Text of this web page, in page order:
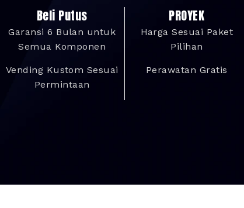
Beli Putus
Garansi 6 Bulan untuk
Semua Komponen
Vending Kustom Sesuai
Permintaan
PROYEK
Harga Sesuai Paket
Pilihan
Perawatan Gratis